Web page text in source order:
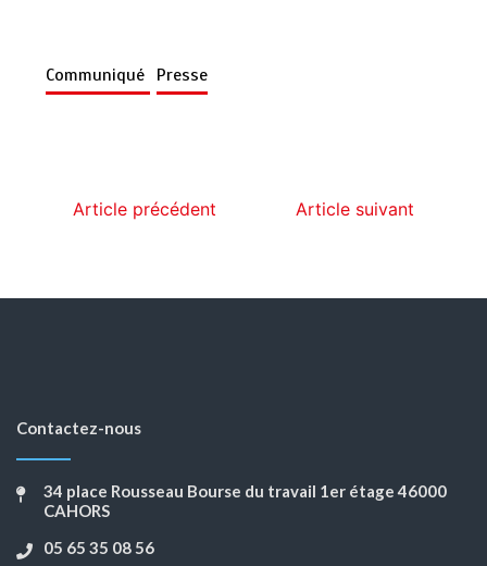
Communiqué Presse
Article précédent Article suivant
Contactez-nous
34 place Rousseau Bourse du travail 1er étage 46000
CAHORS
05 65 35 08 56